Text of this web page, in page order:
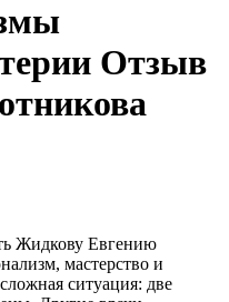
Отзыв
Жидкову Евгению
мастерство и
ситуация: две